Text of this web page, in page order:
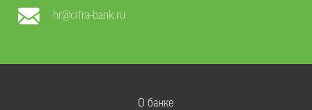
hr@cifra-bank.ru
О банке